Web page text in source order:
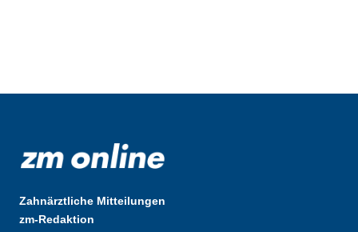
Zahnärztliche Mitteilungen
zm-Redaktion